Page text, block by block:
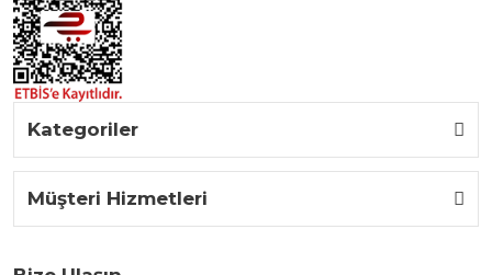
Kategoriler
Müşteri Hizmetleri